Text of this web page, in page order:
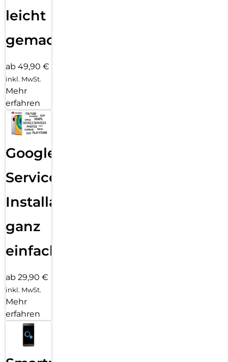
leicht
gemacht!
ab 49,90 €
inkl. MwSt.
Mehr
erfahren
Google
Services
Installation
ganz
einfach
ab 29,90 €
inkl. MwSt.
Mehr
erfahren